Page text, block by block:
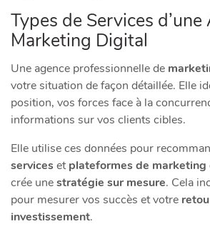
Types de Services d’une
Marketing Digital
Une agence professionnelle de
votre situation de façon détaillée. Elle
position, vos forces face à la
informations sur vos clients cibles.
Elle utilise ces données pour
servicesetplateformes de
crée unestratégie sur mesure. Cela
pour mesurer vos succès et votre
investissement.